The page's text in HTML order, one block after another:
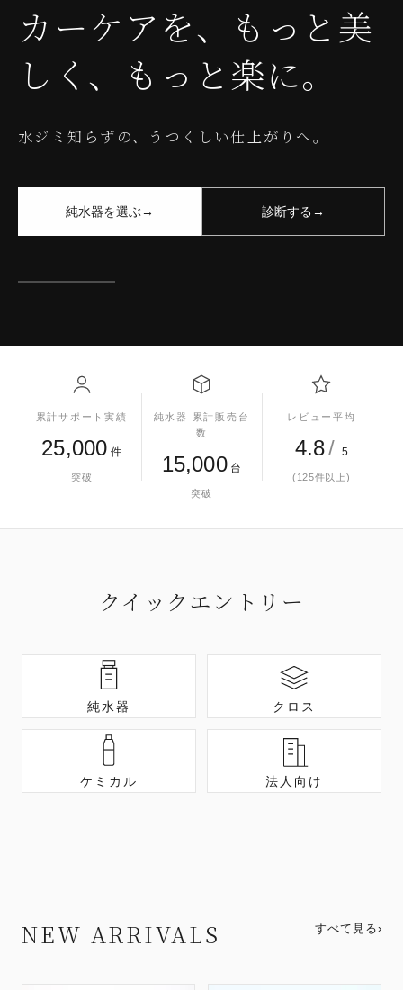
カーケアを、もっと美
しく、もっと楽に。
水ジミ知らずの、うつくしい仕上がりへ。
純水器を選ぶ→ 診断する →
累計サポート実績
25,000 件
突破
純水器 累計販売台
数
15,000 台
突破
レビュー平均
4.8/ 5
(125件以上)
クイックエントリー
純水器 クロス
ケミカル 法人向け
NEW ARRIVALS すべて見る›